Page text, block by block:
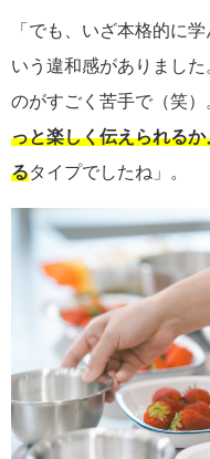
「でも、いざ本格的に
いう違和感がありまし
のがすごく苦手で（笑）
っと楽しく伝えられる
るタイプでしたね」。